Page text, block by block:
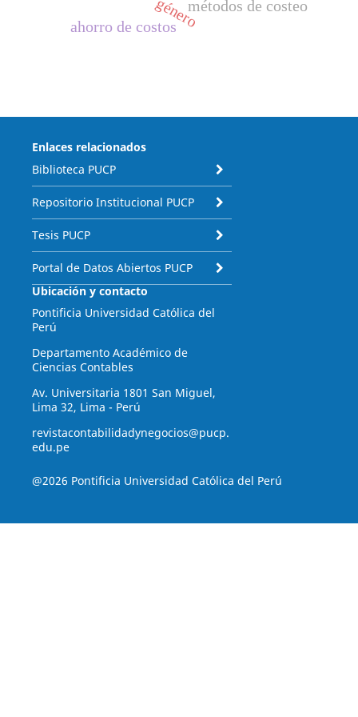
génerométodos de costeo
ahorro de costos
Enlaces relacionados
Biblioteca PUCP
Repositorio Institucional PUCP
Tesis PUCP
Portal de Datos Abiertos PUCP
Ubicación y contacto
Pontificia Universidad Católica del
Perú
Departamento Académico de
Ciencias Contables
Av. Universitaria 1801 San Miguel,
Lima 32, Lima - Perú
revistacontabilidadynegocios@pucp.
edu.pe
@2026 Pontificia Universidad Católica del Perú